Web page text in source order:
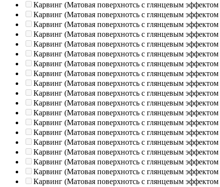
Карвинг (Матовая поверхнотсь с глянцевым эффектом
Карвинг (Матовая поверхнотсь с глянцевым эффектом
Карвинг (Матовая поверхнотсь с глянцевым эффектом
Карвинг (Матовая поверхнотсь с глянцевым эффектом
Карвинг (Матовая поверхнотсь с глянцевым эффектом
Карвинг (Матовая поверхнотсь с глянцевым эффектом
Карвинг (Матовая поверхнотсь с глянцевым эффектом
Карвинг (Матовая поверхнотсь с глянцевым эффектом
Карвинг (Матовая поверхнотсь с глянцевым эффектом
Карвинг (Матовая поверхнотсь с глянцевым эффектом
Карвинг (Матовая поверхнотсь с глянцевым эффектом
Карвинг (Матовая поверхнотсь с глянцевым эффектом
Карвинг (Матовая поверхнотсь с глянцевым эффектом
Карвинг (Матовая поверхнотсь с глянцевым эффектом
Карвинг (Матовая поверхнотсь с глянцевым эффектом
Карвинг (Матовая поверхнотсь с глянцевым эффектом
Карвинг (Матовая поверхнотсь с глянцевым эффектом
Карвинг (Матовая поверхнотсь с глянцевым эффектом
Карвинг (Матовая поверхнотсь с глянцевым эффектом